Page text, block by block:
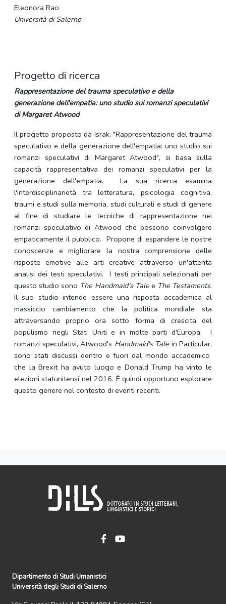
Eleonora Rao
Università di Salerno
Progetto di ricerca
Rappresentazione del trauma speculativo e della
generazione dell'empatia: uno studio sui romanzi speculativi
di Margaret Atwood
Il progetto proposto da Israk, "Rappresentazione del trauma
speculativo e della generazione dell'empatia: uno studio sui
romanzi speculativi di Margaret Atwood", si basa sulla
capacità rappresentativa dei romanzi speculativi per la
generazione dell'empatia. La sua ricerca esamina
l'interdisciplinarietà tra letteratura, psicologia cognitiva,
traumi e studi sulla memoria, studi culturali e studi di genere
al fine di studiare le tecniche di rappresentazione nei
romanzi speculativo di Atwood che possono coinvolgere
empaticamente il pubblico. Propone di espandere le nostre
conoscenze e migliorare la nostra comprensione delle
risposte emotive alle arti creative attraverso un'attenta
analisi dei testi speculativi. I testi principali selezionati per
questo studio sono The Handmaid’s Tale e The Testaments.
Il suo studio intende essere una risposta accademica al
massiccio cambiamento che la politica mondiale sta
attraversando proprio ora sotto forma di crescita del
populismo negli Stati Uniti e in molte parti d'Europa. I
romanzi speculativi, Atwood's Handmaid's Tale in Particular,
sono stati discussi dentro e fuori dal mondo accademico
che la Brexit ha avuto luogo e Donald Trump ha vinto le
elezioni statunitensi nel 2016. È quindi opportuno esplorare
questo genere nel contesto di eventi recenti.
Dipartimento di Studi Umanistici
Università degli Studi di Salerno